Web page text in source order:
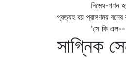
নিমেষ-গণন হয় নি
প্রত্যহ বয় প্রাঙ্গণময়
'সে কি এল--
সাগ্নিক